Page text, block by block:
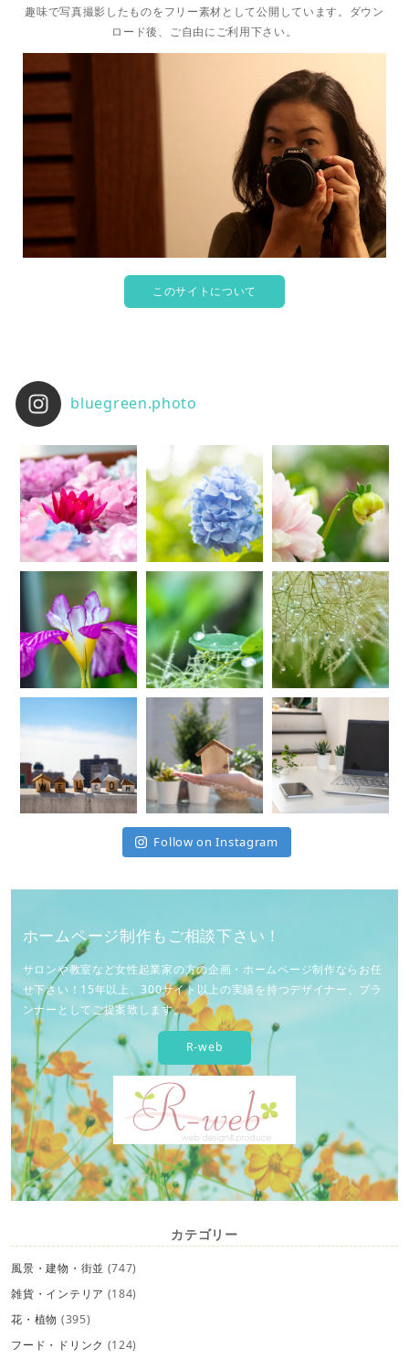
趣味で写真撮影したものをフリー素材として公開しています。ダウン
ロード後、ご自由にご利用下さい。
このサイトについて
bluegreen.photo
Follow on Instagram
ホームページ制作もご相談下さい！
サロンや教室など女性起業家の方の企画・ホームページ制作ならお任
せ下さい！15年以上、300サイト以上の実績を持つデザイナー、プラ
ンナーとしてご提案致します。
R-web
カテゴリー
風景・建物・街並 (747)
雑貨・インテリア (184)
花・植物 (395)
フード・ドリンク (124)